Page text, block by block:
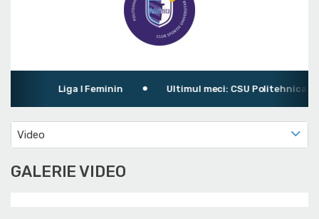
Liga I Feminin Ultimul meci: CSU Politehnica
Video
GALERIE VIDEO